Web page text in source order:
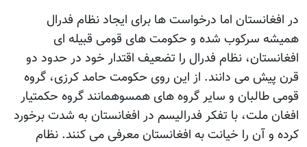
در افغانستان اما درخواست ها برای ایجاد نظام فدرال
همیشه سرکوب شده و حکومت های قومی قبیله ای
افغانستان، نظام فدرال را تضعیف اقتدار خود در حدود دو
قرن پیش می دانند. از این روی حکومت حامد کرزی، گروه
قومی طالبان و سایر گروه های همسوهمانند گروه حکمتیار
افغان ملت، با تفکر فدرالیسم در افغانستان به شدت برخورد
کرده و آن را خیانت به افغانستان معرفی می کنند. نظام